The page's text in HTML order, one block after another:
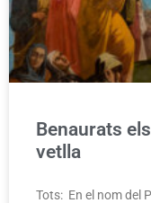
Benaurats
vetlla
Tots: En el nom del